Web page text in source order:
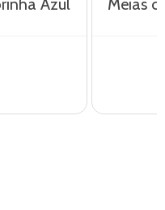
Azul
Meias